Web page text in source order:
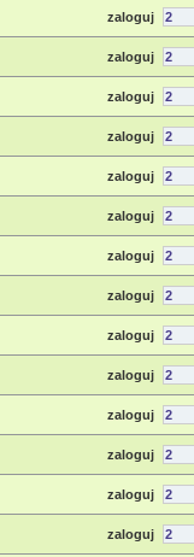
zaloguj
zaloguj
zaloguj
zaloguj
zaloguj
zaloguj
zaloguj
zaloguj
zaloguj
zaloguj
zaloguj
zaloguj
zaloguj
zaloguj